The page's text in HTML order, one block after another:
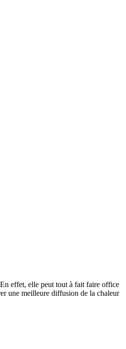
effet, elle peut tout à fait faire office
une meilleure diffusion de la chaleur